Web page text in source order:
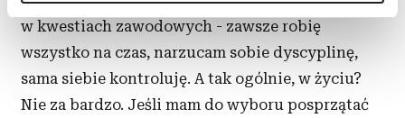
dane są przetwarzane oraz ustaw własne preferencje w
sekcji szczegółów. W Deklaracji plików cookie możesz
zmienić lub wycofać swoją zgodę w dowolnej chwili.
w kwestiach zawodowych - zawsze robię
wszystko na czas, narzucam sobie dyscyplinę,
sama siebie kontroluję. A tak ogólnie, w życiu?
Nie za bardzo. Jeśli mam do wyboru posprzątać